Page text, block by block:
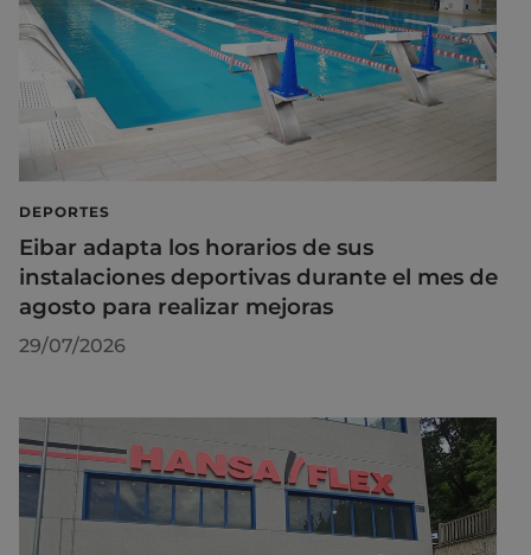
DEPORTES
Eibar adapta los horarios de sus
instalaciones deportivas durante el mes de
agosto para realizar mejoras
29/07/2026